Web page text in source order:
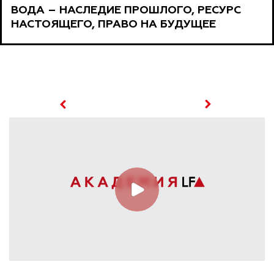
ВОДА – НАСЛЕДИЕ ПРОШЛОГО, РЕСУРС
НАСТОЯЩЕГО, ПРАВО НА БУДУЩЕЕ